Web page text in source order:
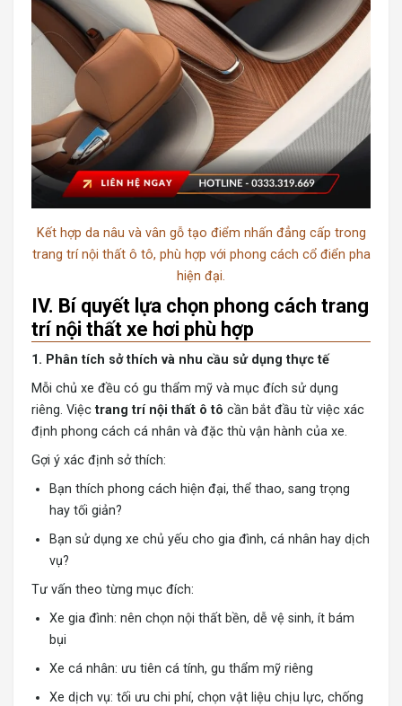
Kết hợp da nâu và vân gỗ tạo điểm nhấn đẳng cấp trong
trang trí nội thất ô tô, phù hợp với phong cách cổ điển pha
hiện đại.
IV. Bí quyết lựa chọn phong cách trang
trí nội thất xe hơi phù hợp
1. Phân tích sở thích và nhu cầu sử dụng thực tế
Mỗi chủ xe đều có gu thẩm mỹ và mục đích sử dụng
riêng. Việctrang trí nội thất ô tô cần bắt đầu từ việc xác
định phong cách cá nhân và đặc thù vận hành của xe.
Gợi ý xác định sở thích:
Bạn thích phong cách hiện đại, thể thao, sang trọng
hay tối giản?
Bạn sử dụng xe chủ yếu cho gia đình, cá nhân hay dịch
vụ?
Tư vấn theo từng mục đích:
Xe gia đình: nên chọn nội thất bền, dễ vệ sinh, ít bám
bụi
Xe cá nhân: ưu tiên cá tính, gu thẩm mỹ riêng
Xe dịch vụ: tối ưu chi phí, chọn vật liệu chịu lực, chống